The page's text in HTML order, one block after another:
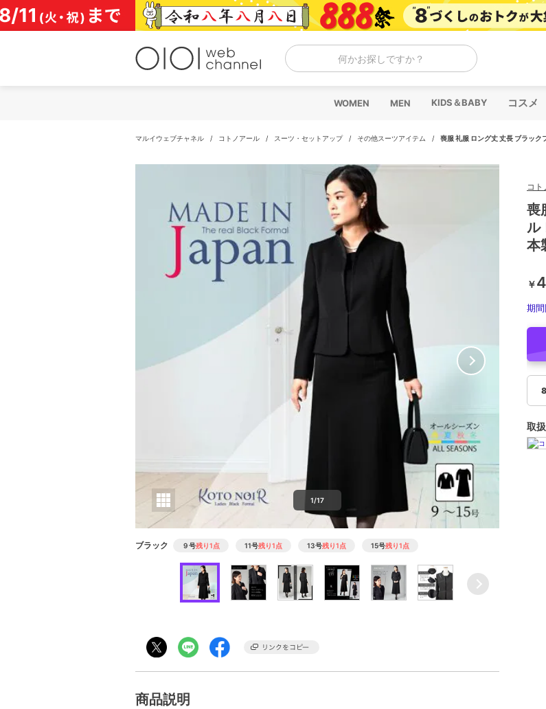
コ
ン
テ
何かお探しですか？
WOMEN MEN KIDS＆BABY コスメ
マルイウェブチャネル / コトノアール / スーツ・セットアップ / その他スーツアイテム / 喪服 礼服 ロング丈 丈長 ブラック
1/17
ブラック ９号残り1点 11号残り1点 13号残り1点 15号残り1点
商品説明
コト
喪
ル
本
￥
期間
取